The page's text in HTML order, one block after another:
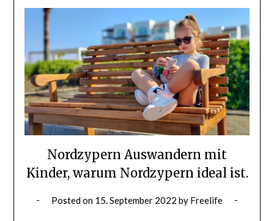
Nordzypern Auswandern mit
Kinder, warum Nordzypern ideal ist.
Posted on 15. September 2022 by Freelife